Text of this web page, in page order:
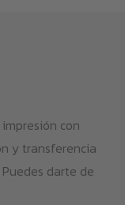
con
y transferencia
darte de